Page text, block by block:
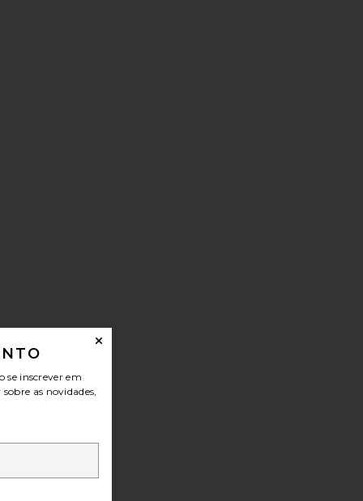
se inscrever em
as novidades,